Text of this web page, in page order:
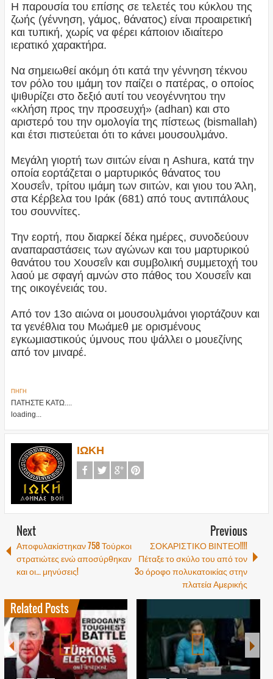
Η παρουσία του επίσης σε τελετές του κύκλου της
ζωής (γέννηση, γάμος, θάνατος) είναι προαιρετική
και τυπική, χωρίς να φέρει κάποιον ιδιαίτερο
ιερατικό χαρακτήρα.
Να σημειωθεί ακόμη ότι κατά την γέννηση τέκνου
τον ρόλο του ιμάμη τον παίζει ο πατέρας, ο οποίος
ψιθυρίζει στο δεξιό αυτί του νεογέννητου την
«κλήση προς την προσευχή» (adhan) και στο
αριστερό του την ομολογία της πίστεως (bismallah)
και έτσι πιστεύεται ότι το κάνει μουσουλμάνο.
Μεγάλη γιορτή των σιιτών είναι η Ashura, κατά την
οποία εορτάζεται ο μαρτυρικός θάνατος του
Χουσεΐν, τρίτου ιμάμη των σιιτών, και γιου του Άλη,
στα Κέρβελα του Ιράκ (681) από τους αντιπάλους
του σουννίτες.
Την εορτή, που διαρκεί δέκα ημέρες, συνοδεύουν
αναπαραστάσεις των αγώνων και του μαρτυρικού
θανάτου του Χουσεΐν και συμβολική συμμετοχή του
λαού με σφαγή αμνών στο πάθος του Χουσεΐν και
της οικογένειάς του.
Από τον 13ο αιώνα οι μουσουλμάνοι γιορτάζουν και
τα γενέθλια του Μωάμεθ με ορισμένους
εγκωμιαστικούς ύμνους που ψάλλει ο μουεζίνης
από τον μιναρέ.
ΠΗΓΗ
ΠΑΤΗΣΤΕ ΚΑΤΩ....
loading...
ΙΩΚΗ
Next
Αποφυλακίστηκαν 758 Τούρκοι
στρατιώτες ενώ αποσύρθηκαν
και οι… μηνύσεις!
Previous
ΣΟΚΑΡΙΣΤΙΚΟ ΒΙΝΤΕΟ!!!!
Πέταξε το σκύλο του από τον
3ο όροφο πολυκατοικίας στην
πλατεία Αμερικής
Related Posts